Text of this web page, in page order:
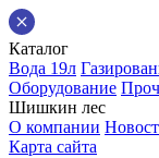
Каталог
Вода 19л
Оборудование
Шишкин лес
О компании
Карта сайта